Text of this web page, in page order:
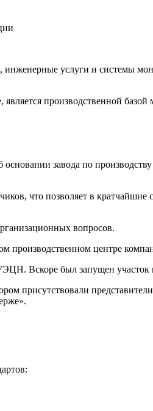
инженерные услуги и системы
производственной
завода по
что позволяет в кратчайшие
вопросов.
производственном центре
Вскоре был запущен участок
присутствовали